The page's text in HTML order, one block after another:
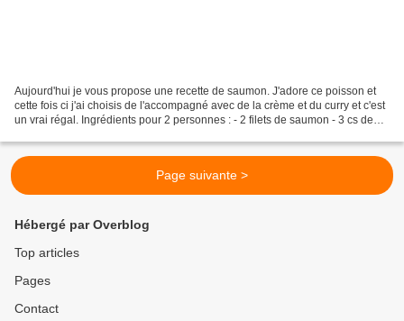
Aujourd'hui je vous propose une recette de saumon. J'adore ce poisson et
cette fois ci j'ai choisis de l'accompagné avec de la crème et du curry et c'est
un vrai régal. Ingrédients pour 2 personnes : - 2 filets de saumon - 3 cs de
Page suivante >
Hébergé par Overblog
Top articles
Pages
Contact